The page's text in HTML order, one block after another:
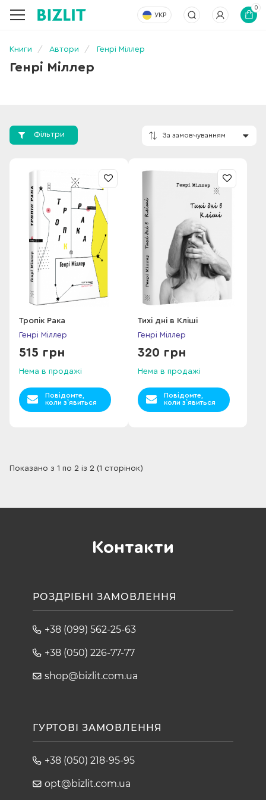
УКР
0
Книги Автори Генрі Міллер
Генрі Міллер
Фільтри
Тропік Рака
Генрі Міллер
515 грн
Нема в продажі
Повідомте,
коли з`явиться
Тихі дні в Кліші
Генрі Міллер
320 грн
Нема в продажі
Повідомте,
коли з`явиться
Показано з 1 по 2 із 2 (1 сторінок)
Контакти
РОЗДРІБНІ ЗАМОВЛЕННЯ
+38 (099) 562-25-63
+38 (050) 226-77-77
shop@bizlit.com.ua
ГУРТОВІ ЗАМОВЛЕННЯ
+38 (050) 218-95-95
opt@bizlit.com.ua